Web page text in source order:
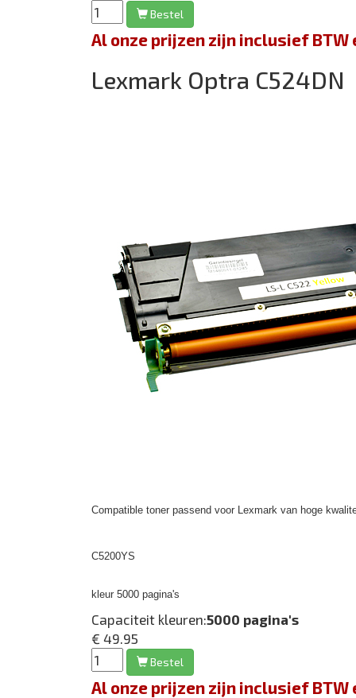
Bestel
Al onze prijzen zijn inclusief
Lexmark Optra C524DN
Compatible toner passend voor Lexmark van hoge
C5200YS
kleur 5000 pagina's
Capaciteit kleuren:5000 pagina's
€ 49.95
Bestel
Al onze prijzen zijn inclusief